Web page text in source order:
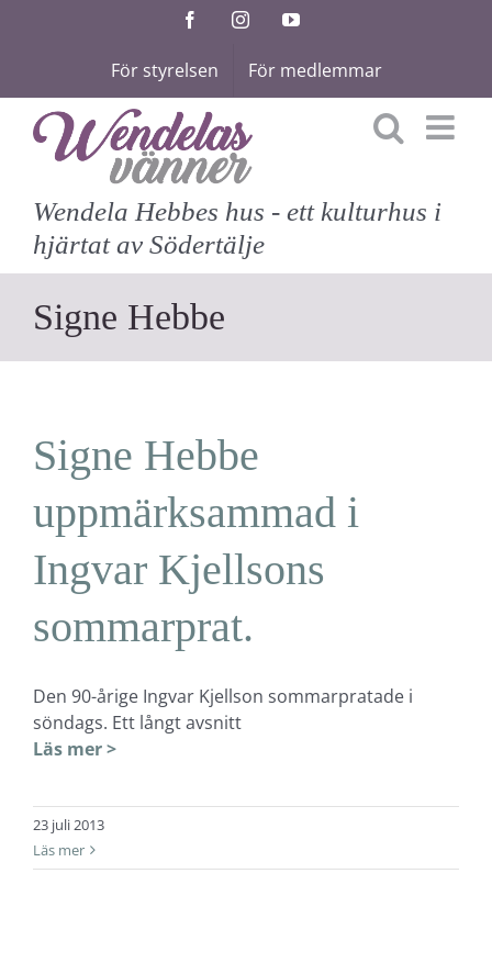
FacebookInstagramYouTube
För styrelsen För medlemmar
Wendela Hebbes hus - ett kulturhus i
hjärtat av Södertälje
Signe Hebbe
Signe Hebbe
uppmärksammad i
Ingvar Kjellsons
sommarprat.
Den 90-årige Ingvar Kjellson sommarpratade i
söndags. Ett långt avsnitt
Läs mer >
23 juli 2013
Läs mer